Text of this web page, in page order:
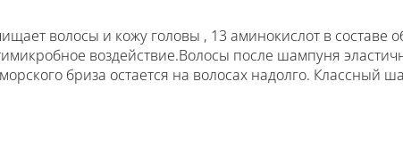
волосы и кожу головы , 13 аминокислот в составе
воздействие.Волосы после шампуня
бриза остается на волосах надолго. Классный